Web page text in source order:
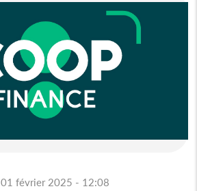
février 2025 - 12:08